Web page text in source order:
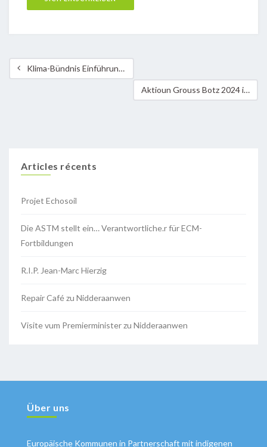
Klima-Bündnis Einführungswochenende in die Permakulturgestaltung 2024
Aktioun Grouss Botz 2024 in Roeser
Articles récents
Projet Echosoil
Die ASTM stellt ein… Verantwortliche.r für ECM-
Fortbildungen
R.I.P. Jean-Marc Hierzig
Repair Café zu Nidderaanwen
Visite vum Premierminister zu Nidderaanwen
Über uns
Europäische Kommunen in Partnerschaft mit indigenen